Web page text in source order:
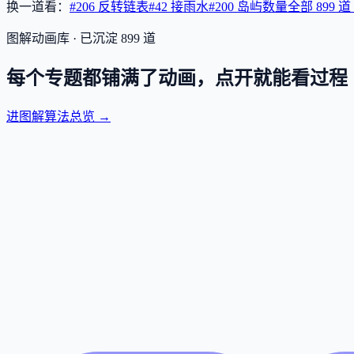
换一道看： #206 反转链表#42 接雨水#200 岛屿数量全部 899
图解动画库 · 已沉淀 899 道
每个专题都铺满了动画，点开就能看过程
进图解算法总览 →